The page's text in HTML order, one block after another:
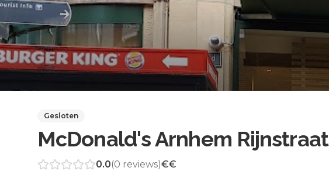
Gesloten
McDonald's Arnhem Rijnstraat
0.0(0 reviews)€€